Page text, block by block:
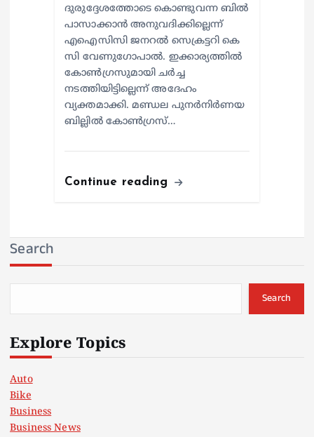
ദുരുദ്ദേശത്തോടെ കൊണ്ടുവന്ന ബിൽ
പാസാക്കാൻ അനുവദിക്കില്ലെന്ന്
എഐസിസി ജനറൽ സെക്രട്ടറി കെ
സി വേണുഗോപാൽ. ഇക്കാര്യത്തിൽ
കോൺഗ്രസുമായി ചർച്ച
നടത്തിയിട്ടില്ലെന്ന് അദേഹം
വ്യക്തമാക്കി. മണ്ഡല പുനർനിർണയ
ബില്ലിൽ കോൺഗ്രസ്…
Continue reading
Search
Search
Explore Topics
Auto
Bike
Business
Business News